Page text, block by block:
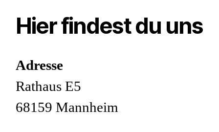
Hier findest du uns
Adresse
Rathaus E5
68159 Mannheim